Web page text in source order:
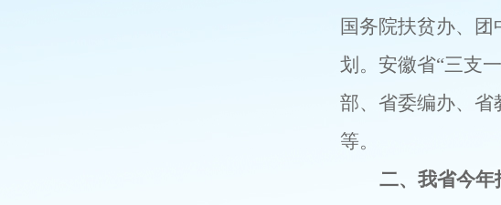
国务院扶贫办、团
划 。安徽省“三支
部、省委编办、省
等。
二、我省今年